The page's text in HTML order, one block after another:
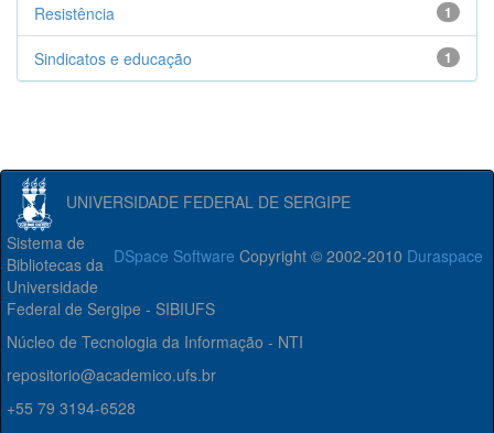
1
Resistência
1
Sindicatos e educação
UNIVERSIDADE FEDERAL DE SERGIPE
DSpace Software Copyright © 2002-2010 Duraspace
Sistema de
Bibliotecas da
Universidade
Federal de Sergipe - SIBIUFS
Núcleo de Tecnologia da Informação - NTI
repositorio@academico.ufs.br
+55 79 3194-6528